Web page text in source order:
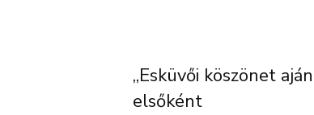
„Esküvői köszönet
elsőként